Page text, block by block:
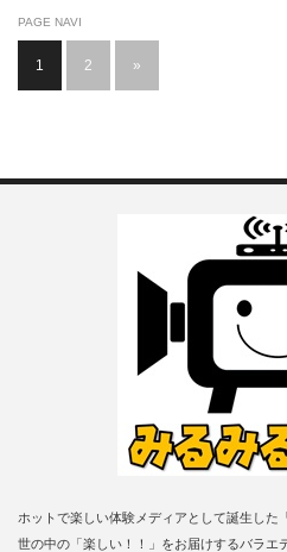
PAGE NAVI
1 2 »
ホットで楽しい体験メディアとして誕生した
世の中の「楽しい！！」をお届けするバラエ